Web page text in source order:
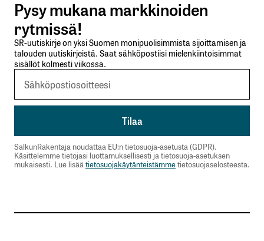
Lähetä kommentti
Pysy mukana markkinoiden
rytmissä!
SR-uutiskirje on yksi Suomen monipuolisimmista sijoittamisen ja
talouden uutiskirjeistä. Saat sähköpostiisi mielenkiintoisimmat
sisällöt kolmesti viikossa.
SalkunRakentaja noudattaa EU:n tietosuoja-asetusta (GDPR).
Käsittelemme tietojasi luottamuksellisesti ja tietosuoja-asetuksen
mukaisesti. Lue lisäätietosuojakäytänteistämmetietosuojaselosteesta.